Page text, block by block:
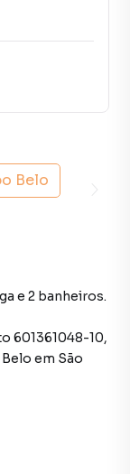
Belo
e 2 banheiros.
601361048-10,
em São